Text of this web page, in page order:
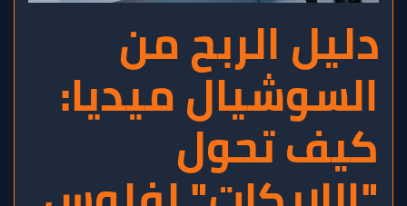
دليل الربح من
السوشيال ميديا:
كيف تحول